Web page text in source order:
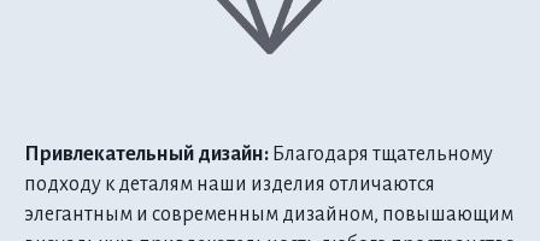
Привлекательный дизайн: Благодаря тщательному
подходу к деталям наши изделия отличаются
элегантным и современным дизайном, повышающим